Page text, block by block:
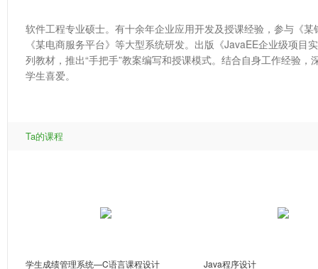
软件工程专业硕士。有十余年企业应用开发及授课经验，参与《
《某电商服务平台》等大型系统研发。出版《JavaEE企业级项目
列教材，推出“手把手”教案编写和授课模式。结合自身工作经验
学生喜爱。
Ta的课程
学生成绩管理系统—C语言课程设计 Java程序设计